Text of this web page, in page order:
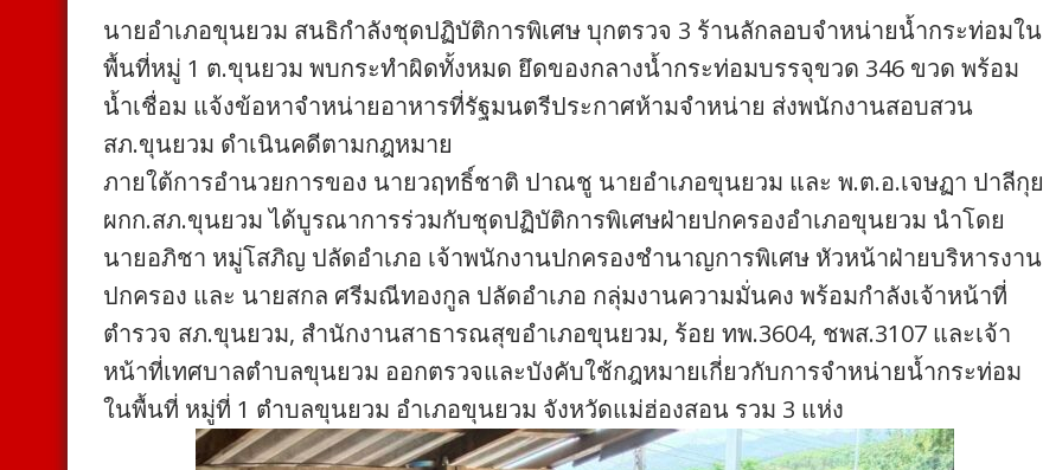
นายอำเภอขุนยวม สนธิกำลังชุดปฏิบัติการพิเศษ บุกตรวจ 3 ร้านลักลอบจำหน่ายน้ำกระท่อมใน
พื้นที่หมู่ 1 ต.ขุนยวม พบกระทำผิดทั้งหมด ยึดของกลางน้ำกระท่อมบรรจุขวด 346 ขวด พร้อม
น้ำเชื่อม แจ้งข้อหาจำหน่ายอาหารที่รัฐมนตรีประกาศห้ามจำหน่าย ส่งพนักงานสอบสวน
สภ.ขุนยวม ดำเนินคดีตามกฎหมาย
ภายใต้การอำนวยการของ นายวฤทธิ์ชาติ ปาณชู นายอำเภอขุนยวม และ พ.ต.อ.เจษฏา ปาลีกุย
ผกก.สภ.ขุนยวม ได้บูรณาการร่วมกับชุดปฏิบัติการพิเศษฝ่ายปกครองอำเภอขุนยวม นำโดย
นายอภิชา หมู่โสภิญ ปลัดอำเภอ เจ้าพนักงานปกครองชำนาญการพิเศษ หัวหน้าฝ่ายบริหารงาน
ปกครอง และ นายสกล ศรีมณีทองกูล ปลัดอำเภอ กลุ่มงานความมั่นคง พร้อมกำลังเจ้าหน้าที่
ตำรวจ สภ.ขุนยวม, สำนักงานสาธารณสุขอำเภอขุนยวม, ร้อย ทพ.3604, ชพส.3107 และเจ้า
หน้าที่เทศบาลตำบลขุนยวม ออกตรวจและบังคับใช้กฎหมายเกี่ยวกับการจำหน่ายน้ำกระท่อม
ในพื้นที่ หมู่ที่ 1 ตำบลขุนยวม อำเภอขุนยวม จังหวัดแม่ฮ่องสอน รวม 3 แห่ง